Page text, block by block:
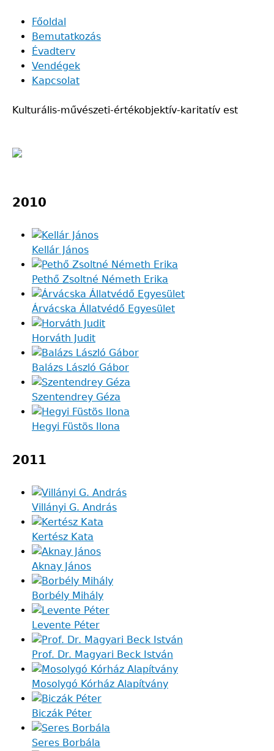
main
content
Main
navigation
Főoldal
Bemutatkozás
Évadterv
Vendégek
Kapcsolat
Kulturális-művészeti-értékobjektív-karitatív est
to
2010
Kellár János
Pethő Zsoltné Németh Erika
Árvácska Állatvédő Egyesület
Horváth Judit
Balázs László Gábor
Szentendrey Géza
Hegyi Füstös Ilona
2011
Villányi G. András
Kertész Kata
Aknay János
Borbély Mihály
Levente Péter
Prof. Dr. Magyari Beck István
Mosolygó Kórház Alapítvány
Biczák Péter
Seres Borbála